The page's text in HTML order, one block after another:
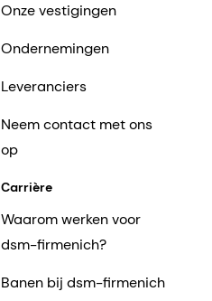
Onze vestigingen
Ondernemingen
Leveranciers
Neem contact met ons
op
Carrière
Waarom werken voor
dsm-firmenich?
Banen bij dsm-firmenich